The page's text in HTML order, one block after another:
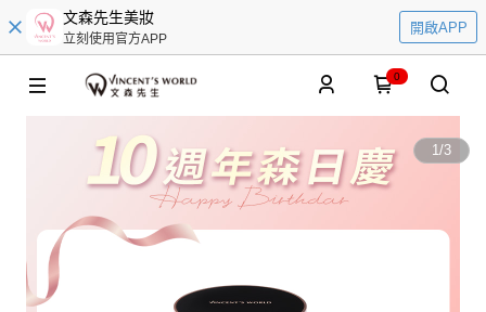
文森先生美妝
立刻使用官方APP
開啟APP
0
1/3